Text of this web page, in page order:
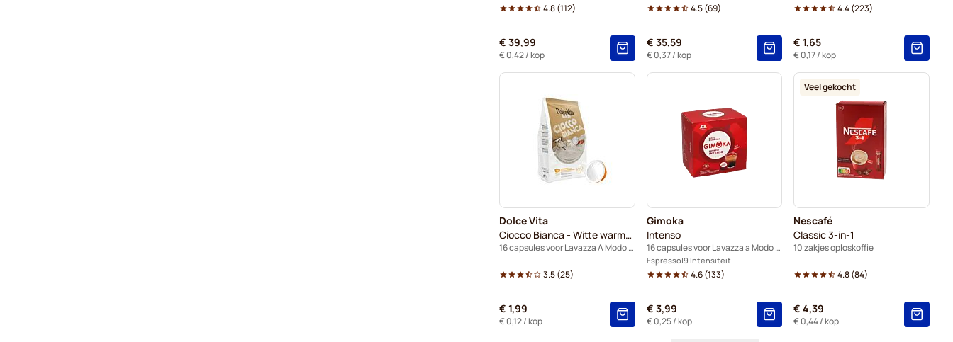
4.8(112)
€ 39,99
€ 0,42/ kop
4.5(69)
€ 35,59
€ 0,37/ kop
4.4(223)
€ 1,65
€ 0,17/ kop
Dolce Vita
Ciocco Bianca - Witte warme chocolademelk
16 capsules voor Lavazza A Modo Mio
3.5(25)
€ 1,99
€ 0,12/ kop
Gimoka
Intenso
16 capsules voor Lavazza a Modo Mio
Espresso 9 Intensiteit
4.6(133)
€ 3,99
€ 0,25/ kop
Veel gekocht
Nescafé
Classic 3-in-1
10 zakjes oploskoffie
4.8(84)
€ 4,39
€ 0,44/ kop